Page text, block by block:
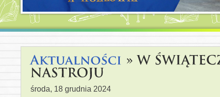
środa, 18 grudnia 2024